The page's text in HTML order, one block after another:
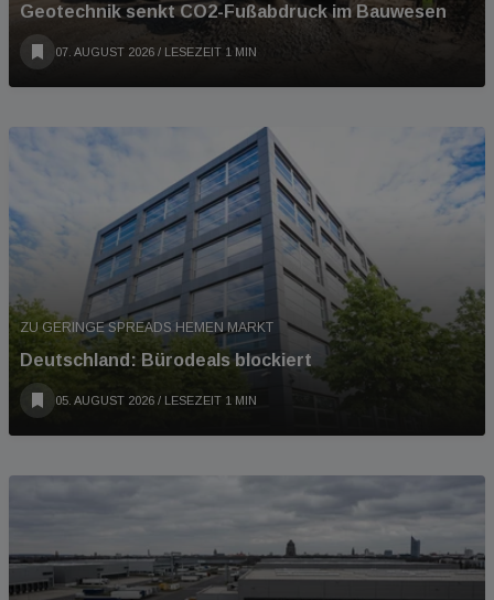
Geotechnik senkt CO2-Fußabdruck im Bauwesen
07. AUGUST 2026 / LESEZEIT 1 MIN
ZU GERINGE SPREADS HEMEN MARKT
Deutschland: Bürodeals blockiert
05. AUGUST 2026 / LESEZEIT 1 MIN